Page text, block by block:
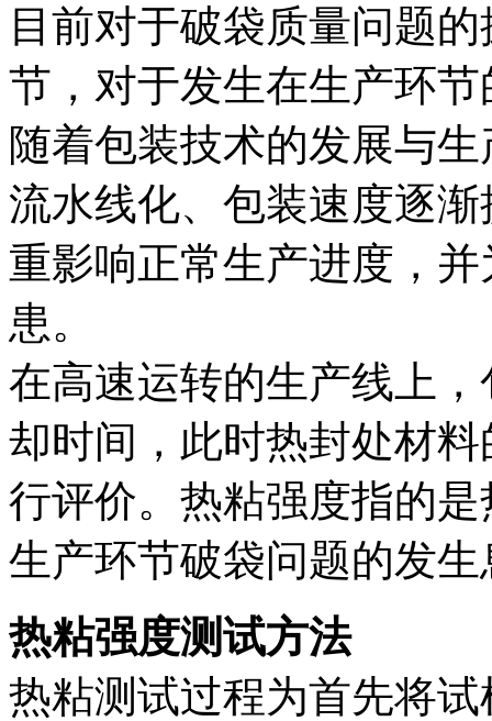
目前对于破袋质量问题
节，对于发生在生产环
随着包装技术的发展与
流水线化、包装速度逐
重影响正常生产进度，
患。
在高速运转的生产线上
却时间，此时热封处材
行评价。热粘强度指的
生产环节破袋问题的发
热粘强度测试方法
热粘测试过程为首先将